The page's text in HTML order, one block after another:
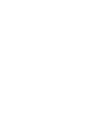
hotelů